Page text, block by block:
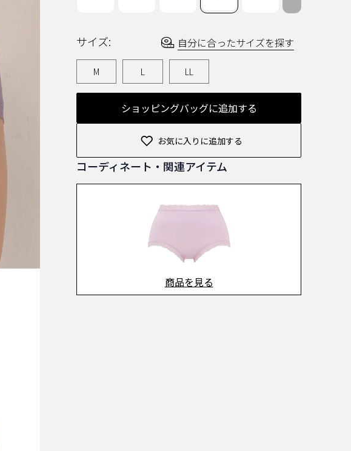
ー
ジ
リ
ン
サイズ: 自分に合ったサイズを探す
M L LL
ショッピングバッグに追加する
お気に入りに追加する
コーディネート・関連アイテム
商品を見る